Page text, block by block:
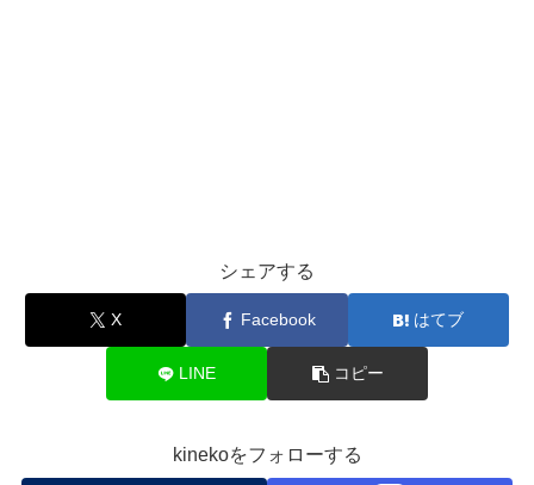
シェアする
X Facebook はてブ
LINE コピー
kinekoをフォローする